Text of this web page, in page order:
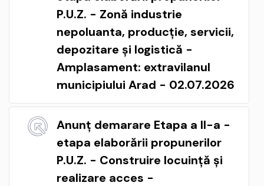
P.U.Z. - Zonă industrie
nepoluanta, producție, servicii,
depozitare și logistică -
Amplasament: extravilanul
municipiului Arad - 02.07.2026
Anunț demarare Etapa a II-a -
etapa elaborării propunerilor
P.U.Z. - Construire locuință și
realizare acces -